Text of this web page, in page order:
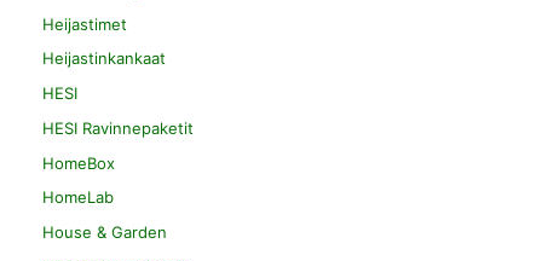
Heijastimet
Heijastinkankaat
HESI
HESI Ravinnepaketit
HomeBox
HomeLab
House & Garden